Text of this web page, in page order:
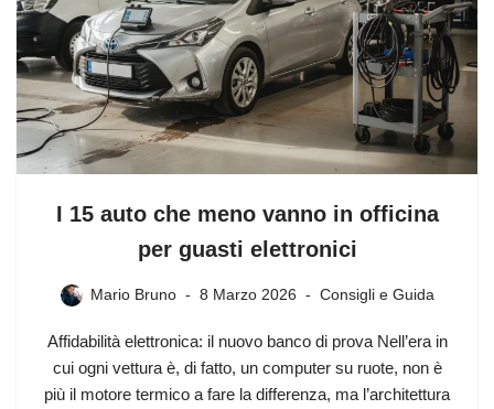
I 15 auto che meno vanno in officina
per guasti elettronici
Mario Bruno 8 Marzo 2026 Consigli e Guida
Affidabilità elettronica: il nuovo banco di prova Nell’era in
cui ogni vettura è, di fatto, un computer su ruote, non è
più il motore termico a fare la differenza, ma l’architettura